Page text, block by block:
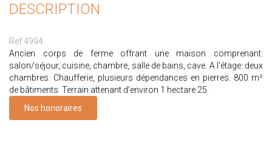
DESCRIPTION
Ref 4994
Ancien corps de ferme offrant une maison comprenant:
salon/séjour, cuisine, chambre, salle de bains, cave. A l'étage: deux
chambres. Chaufferie, plusieurs dépendances en pierres. 800 m²
de bâtiments. Terrain attenant d'environ 1 hectare 25.
Nos honoraires